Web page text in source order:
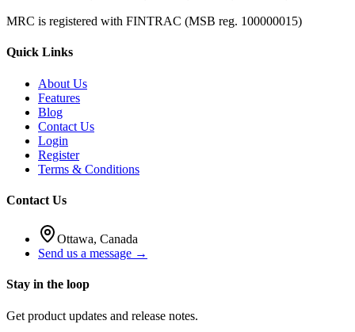
MRC is registered with FINTRAC (MSB reg. 100000015)
Quick Links
About Us
Features
Blog
Contact Us
Login
Register
Terms & Conditions
Contact Us
Ottawa, Canada
Send us a message →
Stay in the loop
Get product updates and release notes.